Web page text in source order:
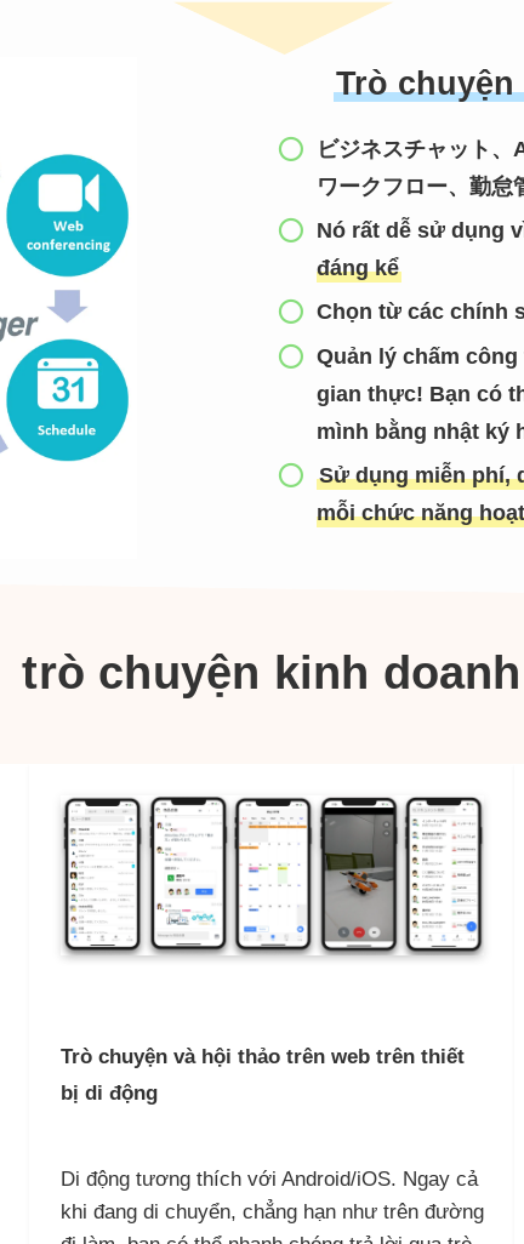
Trò
ビジネスチャット、
ワークフロー、勤
Nó rất dễ sử dụng
đáng kể
Chọn từ các chính
Quản lý chấm
gian thực! Bạn có
mình bằng nhật ký
Sử dụng miễn phí,
mỗi chức năng
trò chuyện kinh doanh
Trò chuyện và hội thảo trên web trên thiết
bị di động
Di động tương thích với Android/iOS. Ngay cả
khi đang di chuyển, chẳng hạn như trên đường